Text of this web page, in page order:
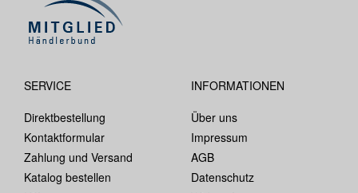
SERVICE
Direktbestellung
Kontaktformular
Zahlung und Versand
Katalog bestellen
INFORMATIONEN
Über uns
Impressum
AGB
Datenschutz